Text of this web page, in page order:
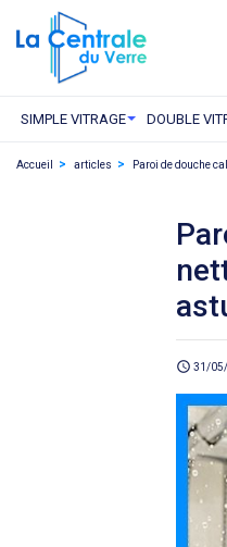
SIMPLE VITRAGE DOUBLE
Accueil articles Paroi de douche
schedule 31/